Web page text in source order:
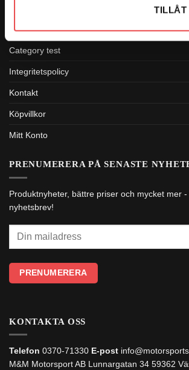
TILLÅT
Category test
Integritetspolicy
Kontakt
Köpvillkor
Mitt Konto
PRENUMERERA PÅ SENASTE
Produktnyheter, bättre priser och mycket mer
nyhetsbrev!
KONTAKTA OSS
Telefon 0370-71330 E-post
M&M Motorsport AB Lunnargatan 34 59362